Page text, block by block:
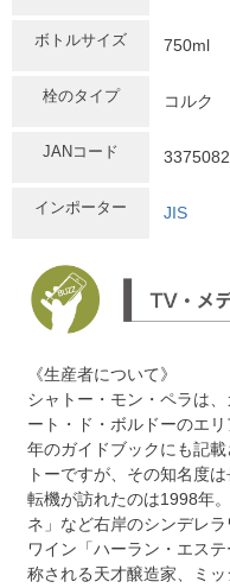
ボトルサイズ 750ml
栓のタイプ コルク
JANコード
インポーター JIS
《生産者について》
シャトー・モン・ペラは
ート・ド・ボルドーのエ
年のガイドブックにも記
トーですが、その知名度
転機が訪れたのは1998年
ネ」など右岸のシンデレ
ワイン「ハーラン・エス
称される天才醸造家、ミッ